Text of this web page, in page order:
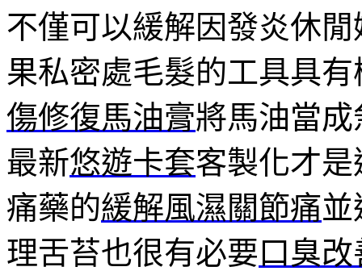
不僅可以緩解因發炎休
果私密處毛髮的工具具
傷修復馬油膏將馬油當
最新悠遊卡套客製化才
痛藥的緩解風濕關節痛
理舌苔也很有必要 口臭改